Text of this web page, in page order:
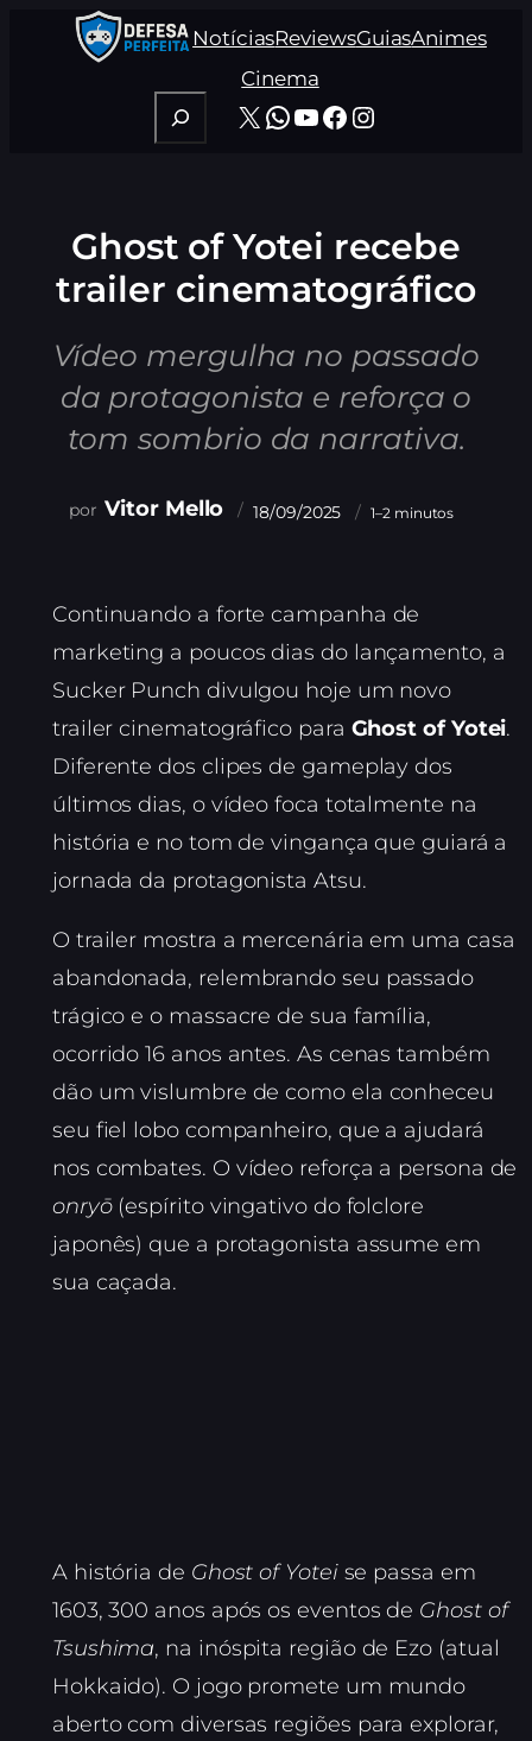
NotíciasReviewsGuiasAnimes
Cinema
Pesquisar
X WhatsApp
Youtube
Facebook
Instagram
Ghost of Yotei recebe
trailer cinematográfico
Vídeo mergulha no passado
da protagonista e reforça o
tom sombrio da narrativa.
Vitor Mello 18/09/2025 1–2 minutos
Continuando a forte campanha de
marketing a poucos dias do lançamento, a
Sucker Punch divulgou hoje um novo
trailer cinematográfico para Ghost of Yotei.
Diferente dos clipes de gameplay dos
últimos dias, o vídeo foca totalmente na
história e no tom de vingança que guiará a
jornada da protagonista Atsu.
O trailer mostra a mercenária em uma casa
abandonada, relembrando seu passado
trágico e o massacre de sua família,
ocorrido 16 anos antes. As cenas também
dão um vislumbre de como ela conheceu
seu fiel lobo companheiro, que a ajudará
nos combates. O vídeo reforça a persona de
onryō(espírito vingativo do folclore
japonês) que a protagonista assume em
sua caçada.
A história de Ghost of Yoteise passa em
1603, 300 anos após os eventos de Ghost of
Tsushima, na inóspita região de Ezo (atual
Hokkaido). O jogo promete um mundo
aberto com diversas regiões para explorar,